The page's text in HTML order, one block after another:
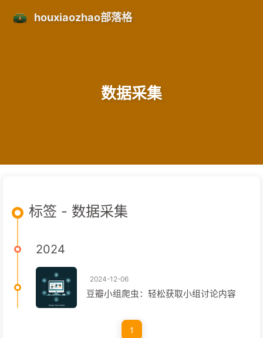
houxiaozhao部落格
数据采集
标签 - 数据采集
2024
2024-12-06
豆瓣小组爬虫：轻松获取小组讨论内容
1